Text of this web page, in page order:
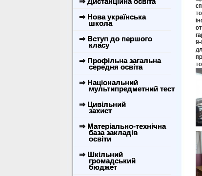
⇒ Нова українська
школа
⇒ Вступ до першого
класу
⇒ Профільна загальна
середня освіта
⇒ Національний
мультипредметний тест
⇒ Цивільний
захист
⇒ Матеріально-технічна
база закладів
освіти
⇒ Шкільний
громадський
бюджет
9-